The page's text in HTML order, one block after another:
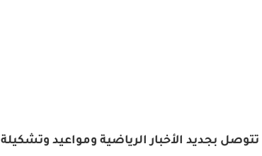
تتوصل بجديد الأخبار الرياضية ومواعيد وتشكيلة